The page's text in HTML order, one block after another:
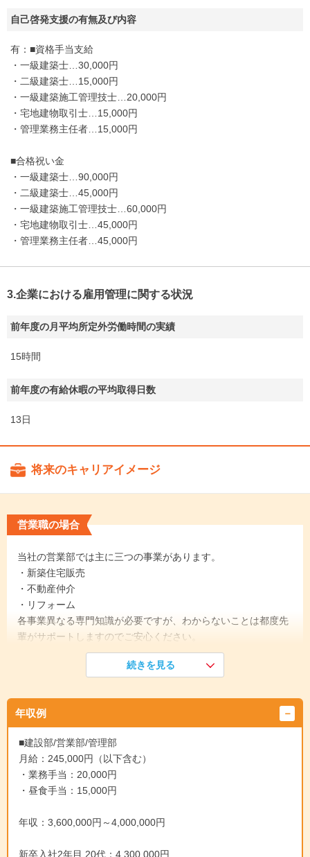
自己啓発支援の有無及び内容
有：■資格手当支給
・一級建築士…30,000円
・二級建築士…15,000円
・一級建築施工管理技士…20,000円
・宅地建物取引士…15,000円
・管理業務主任者…15,000円
■合格祝い金
・一級建築士…90,000円
・二級建築士…45,000円
・一級建築施工管理技士…60,000円
・宅地建物取引士…45,000円
・管理業務主任者…45,000円
3.企業における雇用管理に関する状況
前年度の月平均所定外労働時間の実績
15時間
前年度の有給休暇の平均取得日数
13日
将来のキャリアイメージ
営業職の場合
当社の営業部では主に三つの事業があります。
・新築住宅販売
・不動産仲介
・リフォーム
各事業異なる専門知識が必要ですが、わからないことは都度先
輩がサポートしますのでご安心ください。
新築販売、不動産仲介については住宅の売買があるため宅地建
物取引士の資格が必要になります。
身につき、お給料や顧客への信頼度もUPします。
先輩社員と同行して、接客のイメージをつかんでいただきま
す。一度に全部教えても覚えられないので、先輩が担当するお
客様のその時々の状況を見ながらゆっくり教えていきます。
先輩にサポートしてもらいながら基本は一人でお客様と商談し
続きを見る
年収例
■建設部/営業部/管理部
月給：245,000円（以下含む）
・業務手当：20,000円
・昼食手当：15,000円
年収：3,600,000円～4,000,000円
新卒入社2年目 20代：4,300,000円